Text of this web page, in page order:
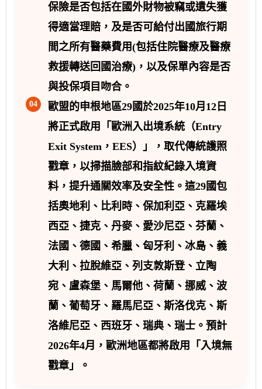
保險是否包括在國外財物被竊或遺失獲
得適當理賠，及是否可給付出國旅行期
間之所有醫藥費用(包括住院醫療及醫療
救援轉送回國治療)，以及保單內容是否
與投保項目吻合。
04
歐盟的申根地區29國於2025年10月12日
將正式啟用「歐洲入出境系統（Entry
Exit System，EES）」，取代傳統護照
戳章，以掃描臉部和指紋紀錄入境資
料，提升通關效率及安全性。這29國包
括奧地利、比利時、保加利亞、克羅埃
西亞、捷克、丹麥、愛沙尼亞、芬蘭、
法國、德國、希臘、匈牙利、冰島、義
大利、拉脫維亞、列支敦斯登、立陶
宛、盧森堡、馬爾他、荷蘭、挪威、波
蘭、葡萄牙、羅馬尼亞、斯洛伐克、斯
洛維尼亞、西班牙、瑞典、瑞士。預計
2026年4月，歐洲地區都將啟用「入境無
戳章」。